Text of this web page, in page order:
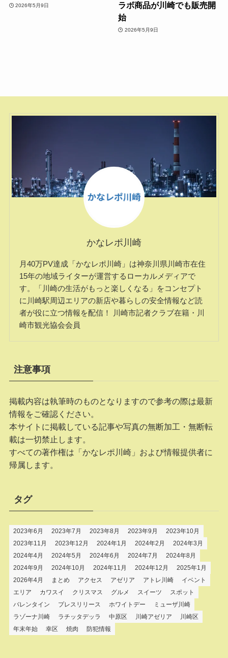
2026年5月9日
ラボ商品が川崎でも販売開
始
2026年5月9日
かなレポ川崎
月40万PV達成「かなレポ川崎」は神奈川県川崎市在住
15年の地域ライターが運営するローカルメディアで
す。「川崎の生活がもっと楽しくなる」をコンセプト
に川崎駅周辺エリアの新店や暮らしの安全情報など読
者が役に立つ情報を配信！ 川崎市記者クラブ在籍・川
崎市観光協会会員
注意事項
掲載内容は執筆時のものとなりますので参考の際は最新
情報をご確認ください。
本サイトに掲載している記事や写真の無断加工・無断転
載は一切禁止します。
すべての著作権は「かなレポ川崎」および情報提供者に
帰属します。
タグ
2023年6月 2023年7月 2023年8月 2023年9月
2023年10月
2023年11月
2023年12月 2024年1月 2024年2月
2024年3月
2024年4月
2024年5月 2024年6月 2024年7月
2024年8月
2024年9月
2024年10月 2024年11月 2024年12月
2025年1月
2026年4月
まとめ アクセス アゼリア アトレ川崎
イベント
エリア
カワスイ クリスマス グルメ スイーツ
スポット
バレンタイン
プレスリリース ホワイトデー
ミューザ川崎
ラゾーナ川崎
ラチッタデッラ 中原区 川崎アゼリア
川崎区
年末年始
幸区 焼肉 防犯情報